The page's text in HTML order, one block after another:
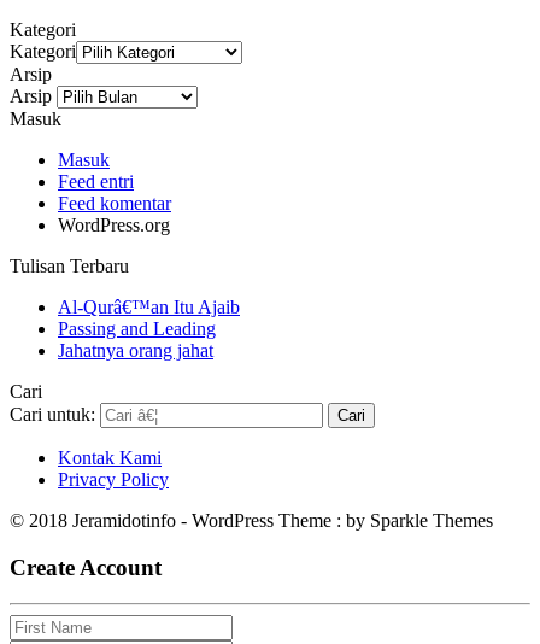
Kategori
Kategori
Arsip
Arsip
Masuk
Masuk
Feed entri
Feed komentar
WordPress.org
Tulisan Terbaru
Al-Qurâ€™an Itu Ajaib
Passing and Leading
Jahatnya orang jahat
Cari
Cari untuk:
Kontak Kami
Privacy Policy
© 2018 Jeramidotinfo - WordPress Theme : by Sparkle Themes
Create Account